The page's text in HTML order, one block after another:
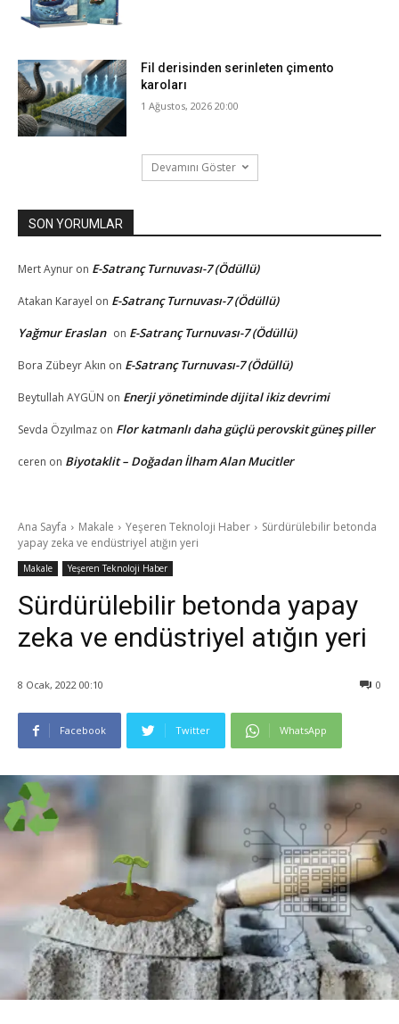
Fil derisinden serinleten çimento
karoları
1 Ağustos, 2026 20:00
Devamını Göster
SON YORUMLAR
Mert Aynur on E-Satranç Turnuvası-7 (Ödüllü)
Atakan Karayel on E-Satranç Turnuvası-7 (Ödüllü)
Yağmur Eraslan on E-Satranç Turnuvası-7 (Ödüllü)
Bora Zübeyr Akın on E-Satranç Turnuvası-7 (Ödüllü)
Beytullah AYGÜN on Enerji yönetiminde dijital ikiz devrimi
Sevda Özyılmaz on Flor katmanlı daha güçlü perovskit güneş piller
ceren on Biyotaklit – Doğadan İlham Alan Mucitler